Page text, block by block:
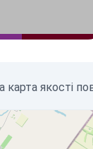
карта якості